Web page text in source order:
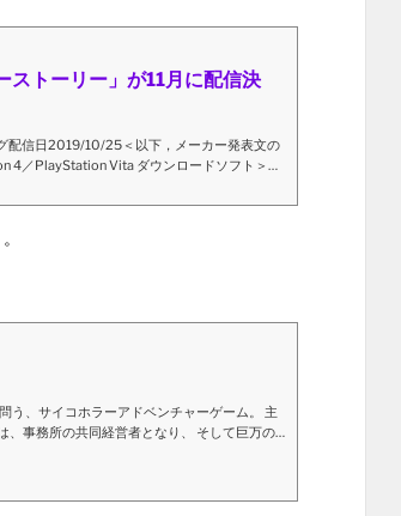
トーリー」が11月に配信決
配信日2019/10/25＜以下，メーカー発表文の
4／PlayStation Vita ダウンロードソフト＞あ
う、サイコホラーアドベンチャーゲーム。 主
、事務所の共同経営者となり、 そして巨万の